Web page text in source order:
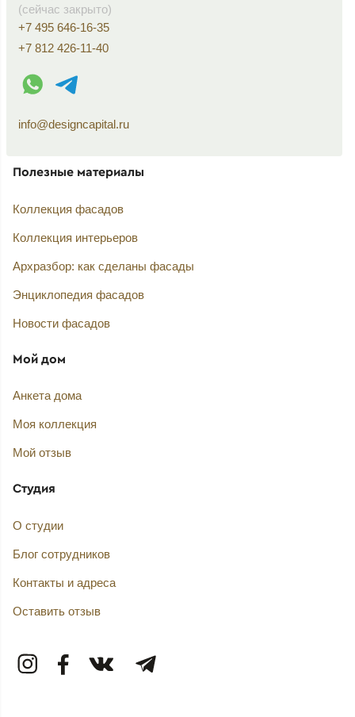
(сейчас закрыто)
+7 495 646-16-35
+7 812 426-11-40
WhatsApp контакт
Telegram контакт
info@designcapital.ru
Полезные материалы
Коллекция фасадов
Коллекция интерьеров
Архразбор: как сделаны фасады
Энциклопедия фасадов
Новости фасадов
Мой дом
Анкета дома
Моя коллекция
Мой отзыв
Студия
О студии
Блог сотрудников
Контакты и адреса
Оставить отзыв